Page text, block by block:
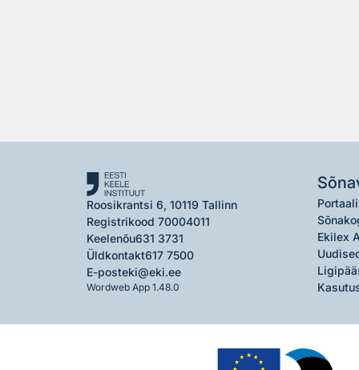
Roosikrantsi 6, 10119 Tallinn
Registrikood 70004011
Keelenõu631 3731
Üldkontakt617 7500
E-posteki@eki.ee
Wordweb App 1.48.0
Ekilex